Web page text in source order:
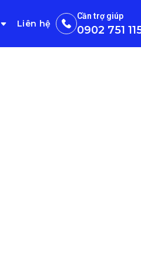
Liên hệ
Cần trợ giúp
0902 751